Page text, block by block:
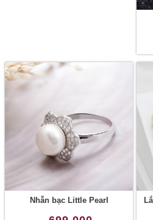
Nhẫn bạc Little Pearl